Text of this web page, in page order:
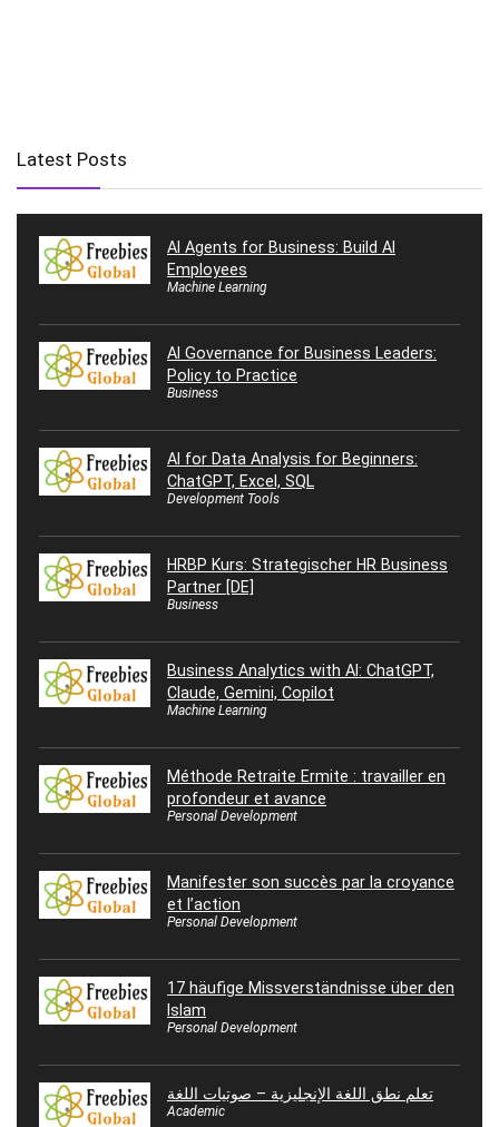
Latest Posts
AI Agents for Business: Build AI
Employees
Machine Learning
AI Governance for Business Leaders:
Policy to Practice
Business
AI for Data Analysis for Beginners:
ChatGPT, Excel, SQL
Development Tools
HRBP Kurs: Strategischer HR Business
Partner [DE]
Business
Business Analytics with AI: ChatGPT,
Claude, Gemini, Copilot
Machine Learning
Méthode Retraite Ermite : travailler en
profondeur et avance
Personal Development
Manifester son succès par la croyance
et l’action
Personal Development
17 häufige Missverständnisse über den
Islam
Personal Development
تعلم نطق اللغة الإنجليزية – صوتيات اللغة
Academic